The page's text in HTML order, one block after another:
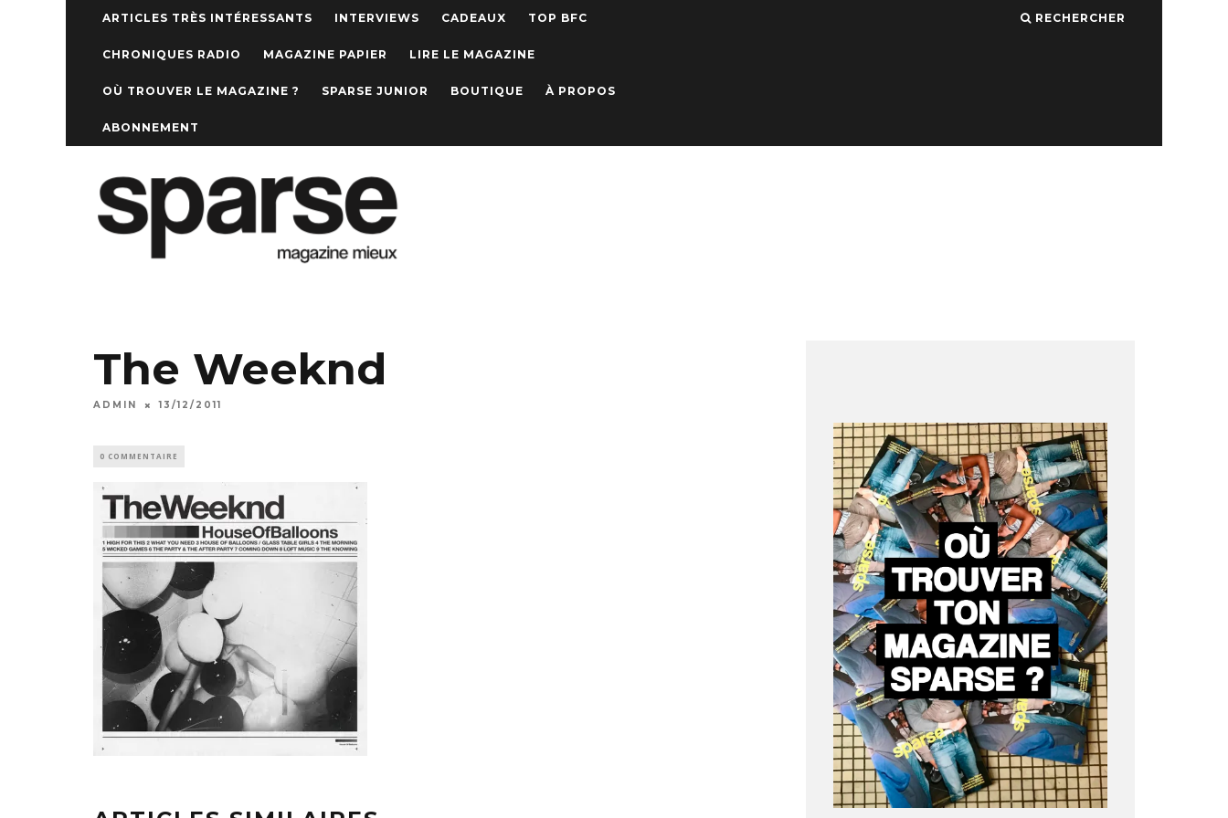
ARTICLES TRÈS INTÉRESSANTS INTERVIEWS CADEAUX TOP BFC
CHRONIQUES RADIO MAGAZINE PAPIER LIRE LE MAGAZINE
OÙ TROUVER LE MAGAZINE ? SPARSE JUNIOR BOUTIQUE À PROPOS
ABONNEMENT
RECHERCHER
The Weeknd
ADMIN 13/12/2011
0 COMMENTAIRE